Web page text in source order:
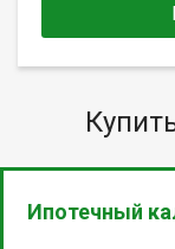
Ипотечный